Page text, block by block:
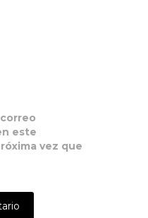
este
vez que